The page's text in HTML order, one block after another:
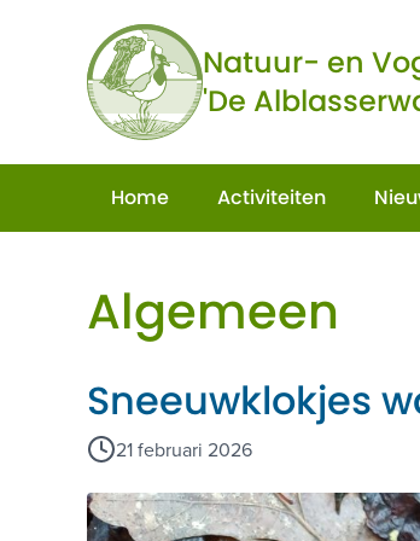
Natuur- en
'De
Home Activiteiten
Algemeen
Sneeuwklokjes
21 februari 2026